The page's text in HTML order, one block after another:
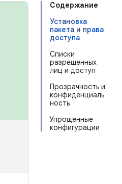
Содержание
Установка
пакета и права
доступа
Списки
разрешенных
лиц и доступ
Прозрачность и
конфиденциаль
ность
Упрощенные
конфигурации